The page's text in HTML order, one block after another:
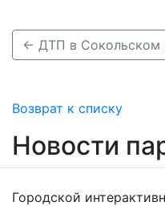
Возврат к списку
Новости
Городской